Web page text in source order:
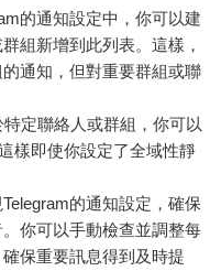
的通知設定中，你可以建
組新增到此列表。這樣，
通知，但對重要群組或聯
特定聯絡人或群組，你可以
樣即使你設定了全域性靜
Telegram的通知設定，確保
你可以手動檢查並調整每
保重要訊息得到及時提